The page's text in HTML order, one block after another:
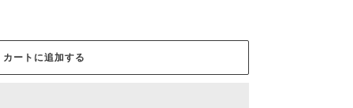
カートに追加する